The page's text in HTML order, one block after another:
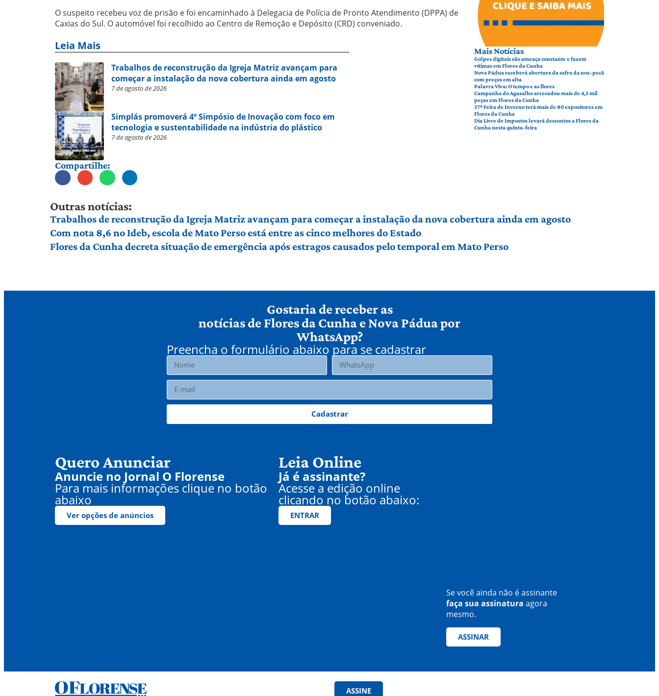
O suspeito recebeu voz de prisão e foi encaminhado à Delegacia de Polícia de Pronto Atendimento (DPPA) de
Caxias do Sul. O automóvel foi recolhido ao Centro de Remoção e Depósito (CRD) conveniado.
Leia Mais
Trabalhos de reconstrução da Igreja Matriz avançam para
começar a instalação da nova cobertura ainda em agosto
7 de agosto de 2026
Simplás promoverá 4º Simpósio de Inovação com foco em
tecnologia e sustentabilidade na indústria do plástico
7 de agosto de 2026
Compartilhe:
Mais Notícias
Golpes digitais são ameaça constante e fazem
vítimas em Flores da Cunha
Nova Pádua receberá abertura da safra da noz-pecã
com preços em alta
Palavra Viva: O tempo e as flores
Campanha do Agasalho arrecadou mais de 4,3 mil
peças em Flores da Cunha
37ª Feira de Inverno terá mais de 80 expositores em
Flores da Cunha
Dia Livre de Impostos levará descontos a Flores da
Cunha nesta quinta-feira
Outras notícias:
Trabalhos de reconstrução da Igreja Matriz avançam para começar a instalação da nova cobertura ainda em agosto
Com nota 8,6 no Ideb, escola de Mato Perso está entre as cinco melhores do Estado
Flores da Cunha decreta situação de emergência após estragos causados pelo temporal em Mato Perso
Gostaria de receber as
notícias de Flores da Cunha e Nova Pádua por
WhatsApp?
Preencha o formulário abaixo para se cadastrar
Cadastrar
Quero Anunciar
Anuncie no Jornal O Florense
Para mais informações clique no botão
abaixo
Ver opções de anúncios
Leia Online
Já é assinante?
Acesse a edição online
clicando no botão abaixo:
ENTRAR
Se você ainda não é assinante
faça sua assinatura agora
mesmo.
ASSINAR
ASSINE